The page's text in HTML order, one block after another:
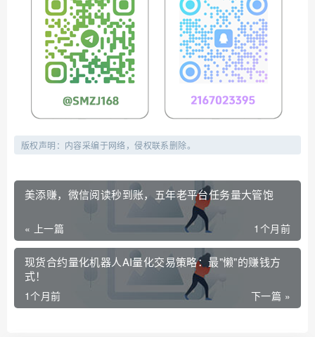
版权声明：内容采编于网络，侵权联系删除。
美添赚，微信阅读秒到账，五年老平台任务量大管饱
« 上一篇 1个月前
现货合约量化机器人AI量化交易策略：最"懒"的赚钱方
式！
下一篇 »
1个月前